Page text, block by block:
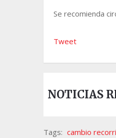
Se recomienda
Tweet
NOTICIAS
Tags: cambio